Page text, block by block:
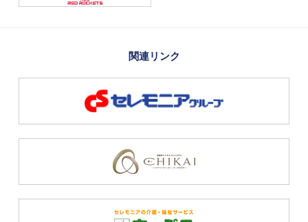
関連リンク